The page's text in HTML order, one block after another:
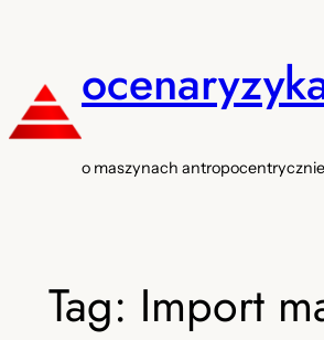
treści
o maszynach antropocentrycznie
Tag: Import